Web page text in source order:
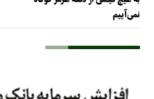
نمی‌آییم